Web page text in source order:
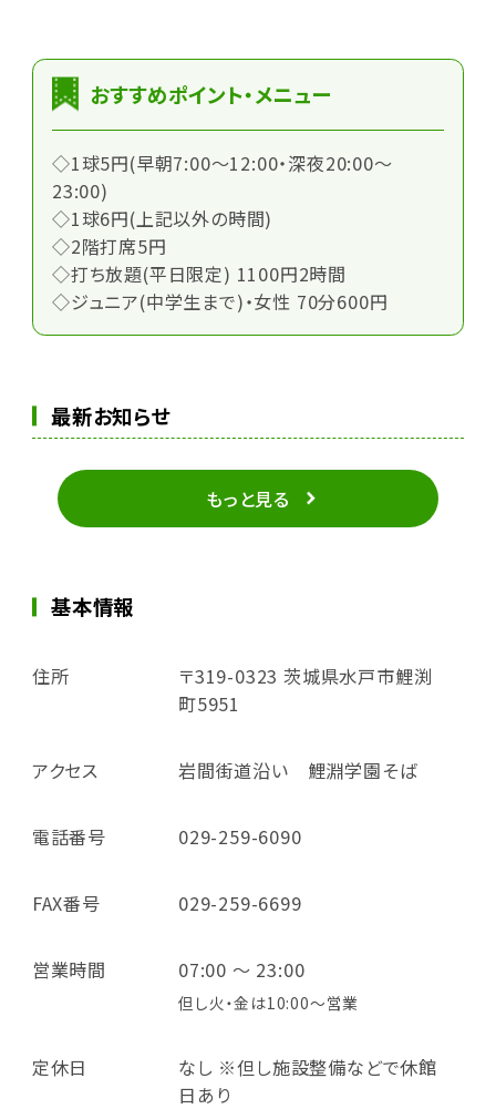
おすすめポイント・メニュー
◇1球5円(早朝7:00～12:00・深夜20:00～
23:00)
◇1球6円(上記以外の時間)
◇2階打席5円
◇打ち放題(平日限定) 1100円2時間
◇ジュニア(中学生まで)・女性 70分600円
最新お知らせ
もっと見る
基本情報
住所
〒319-0323 茨城県水戸市鯉渕
町5951
アクセス 岩間街道沿い 鯉淵学園そば
電話番号 029-259-6090
FAX番号 029-259-6699
営業時間 07:00 ～ 23:00
但し火・金は10:00～営業
定休日
なし ※但し施設整備などで休館
日あり